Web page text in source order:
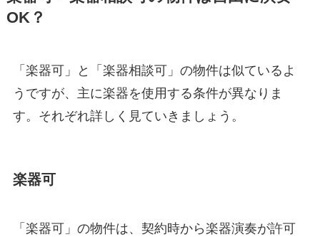
OK？
「楽器可」と「楽器相談可」の物件は似ているよ
うですが、主に楽器を使用する条件が異なりま
す。それぞれ詳しく見ていきましょう。
楽器可
「楽器可」の物件は、契約時から楽器演奏が許可